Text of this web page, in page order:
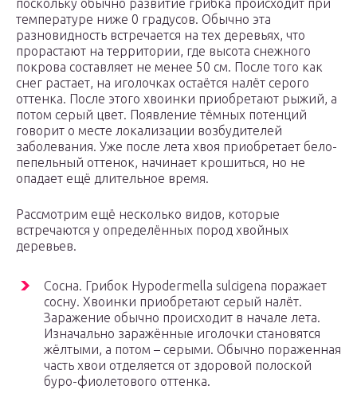
поскольку обычно развитие грибка происходит при
температуре ниже 0 градусов. Обычно эта
разновидность встречается на тех деревьях, что
прорастают на территории, где высота снежного
покрова составляет не менее 50 см. После того как
снег растает, на иголочках остаётся налёт серого
оттенка. После этого хвоинки приобретают рыжий, а
потом серый цвет. Появление тёмных потенций
говорит о месте локализации возбудителей
заболевания. Уже после лета хвоя приобретает бело-
пепельный оттенок, начинает крошиться, но не
опадает ещё длительное время.
Рассмотрим ещё несколько видов, которые
встречаются у определённых пород хвойных
деревьев.
Сосна. Грибок Hypodermella sulcigena поражает
сосну. Хвоинки приобретают серый налёт.
Заражение обычно происходит в начале лета.
Изначально заражённые иголочки становятся
жёлтыми, а потом – серыми. Обычно пораженная
часть хвои отделяется от здоровой полоской
буро-фиолетового оттенка.